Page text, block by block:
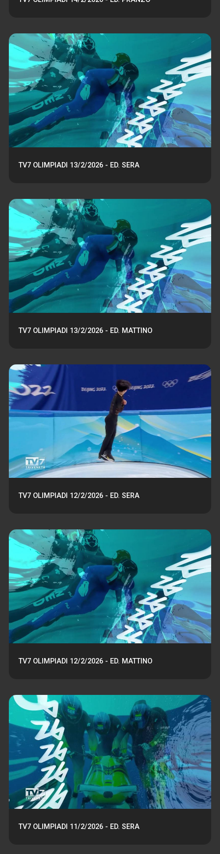
TV7 OLIMPIADI 13/2/2026 - ED. SERA
TV7 OLIMPIADI 13/2/2026 - ED. MATTINO
TV7 OLIMPIADI 12/2/2026 - ED. SERA
TV7 OLIMPIADI 12/2/2026 - ED. MATTINO
TV7 OLIMPIADI 11/2/2026 - ED. SERA